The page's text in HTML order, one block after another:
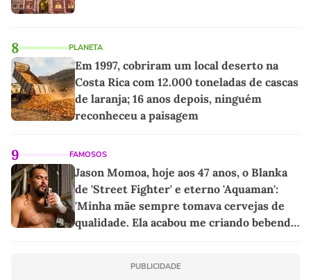
8 PLANETA
Em 1997, cobriram um local deserto na
Costa Rica com 12.000 toneladas de cascas
de laranja; 16 anos depois, ninguém
reconheceu a paisagem
9 FAMOSOS
Jason Momoa, hoje aos 47 anos, o Blanka
de 'Street Fighter' e eterno 'Aquaman':
'Minha mãe sempre tomava cervejas de
qualidade. Ela acabou me criando bebendo
PUBLICIDADE